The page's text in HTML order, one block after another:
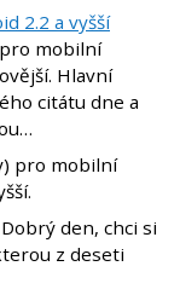
2.2 a vyšší
mobilní
Hlavní
citátu dne a
pro mobilní
den, chci si
z deseti